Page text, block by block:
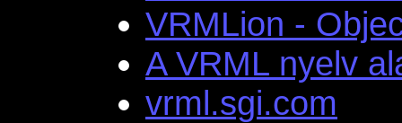
VRMLion -
A VRML nyelv
vrml.sgi.com